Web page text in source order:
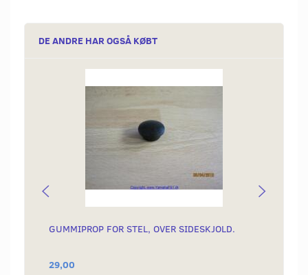
DE ANDRE HAR OGSÅ KØBT
GUMMIPROP FOR STEL, OVER SIDESKJOLD.
29,00